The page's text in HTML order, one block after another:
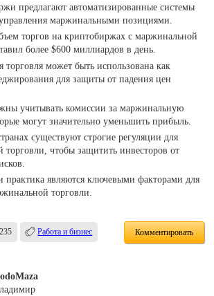
предлагают автоматизированные системы
маржинальными позициями.
торгов на криптобиржах с маржинальной
более $600 миллиардов в день.
может быть использована как
для защиты от падения цен
учитывать комиссии за маржинальную
могут значительно уменьшить прибыль.
существуют строгие регуляции для
торговли, чтобы защитить инвесторов от
практика являются ключевыми факторами для
торговли.
235 Работа и бизнес Комментировать